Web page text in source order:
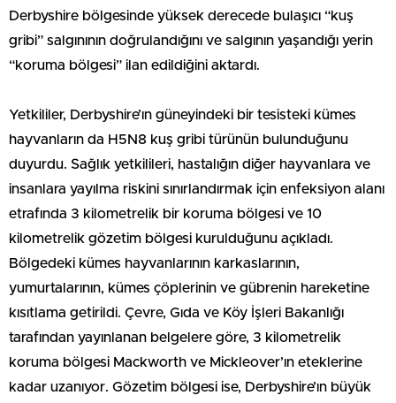
Derbyshire bölgesinde yüksek derecede bulaşıcı “kuş
gribi” salgınının doğrulandığını ve salgının yaşandığı yerin
“koruma bölgesi” ilan edildiğini aktardı.
Yetkililer, Derbyshire’ın güneyindeki bir tesisteki kümes
hayvanların da H5N8 kuş gribi türünün bulunduğunu
duyurdu. Sağlık yetkilileri, hastalığın diğer hayvanlara ve
insanlara yayılma riskini sınırlandırmak için enfeksiyon alanı
etrafında 3 kilometrelik bir koruma bölgesi ve 10
kilometrelik gözetim bölgesi kurulduğunu açıkladı.
Bölgedeki kümes hayvanlarının karkaslarının,
yumurtalarının, kümes çöplerinin ve gübrenin hareketine
kısıtlama getirildi. Çevre, Gıda ve Köy İşleri Bakanlığı
tarafından yayınlanan belgelere göre, 3 kilometrelik
koruma bölgesi Mackworth ve Mickleover’ın eteklerine
kadar uzanıyor. Gözetim bölgesi ise, Derbyshire’ın büyük